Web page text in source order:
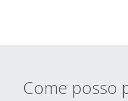
Come posso